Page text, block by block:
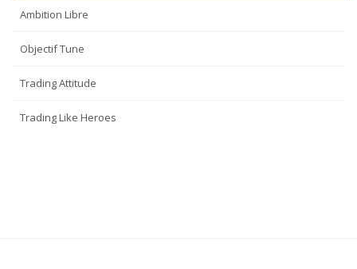
Ambition Libre
Objectif Tune
Trading Attitude
Trading Like Heroes